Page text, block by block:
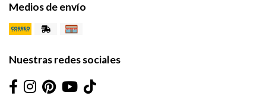
Medios de envío
Nuestras redes sociales